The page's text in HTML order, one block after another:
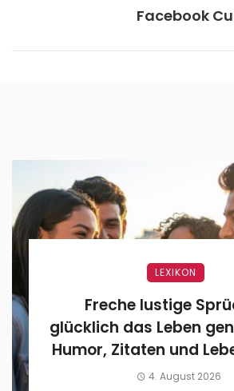
Facebook
LEXIKON
Freche lustige
glücklich das Leben
Humor, Zitaten und
den Alltag feiern
4. August 2026